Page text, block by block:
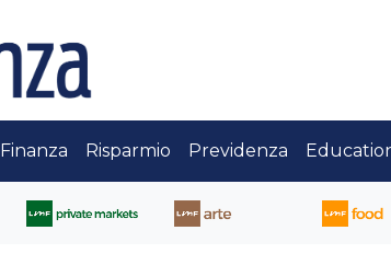
Finanza Risparmio Previdenza